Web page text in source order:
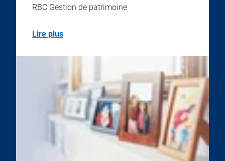
RBC Gestion de patrimoine
Lire plus